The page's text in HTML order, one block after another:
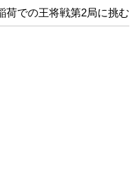
荷での王将戦第2局に挑む